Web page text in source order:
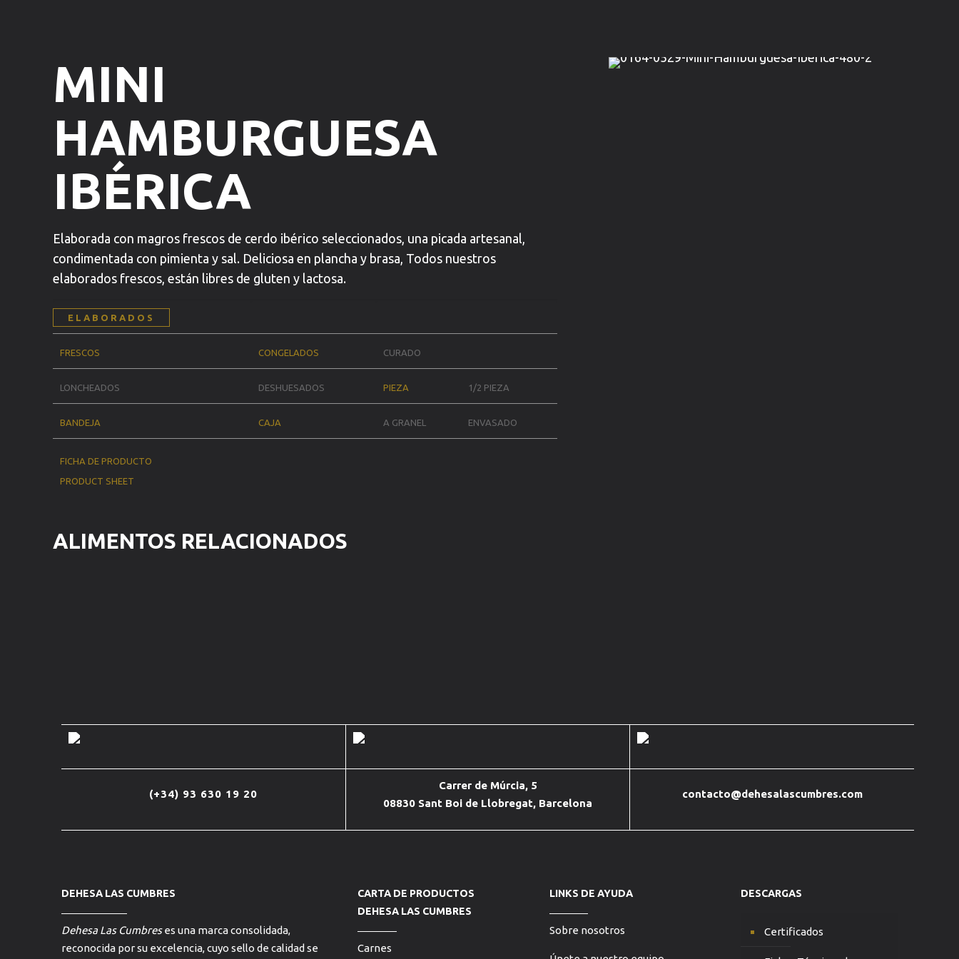
MINI
HAMBURGUESA
IBÉRICA
Elaborada con magros frescos de cerdo ibérico seleccionados, una picada artesanal,
condimentada con pimienta y sal. Deliciosa en plancha y brasa, Todos nuestros
elaborados frescos, están libres de gluten y lactosa.
ELABORADOS
FRESCOS CONGELADOS CURADO
LONCHEADOS DESHUESADOS PIEZA 1/2 PIEZA
BANDEJA CAJA A GRANEL ENVASADO
FICHA DE PRODUCTO
PRODUCT SHEET
ALIMENTOS RELACIONADOS
(+34) 93 630 19 20
Carrer de Múrcia, 5
08830 Sant Boi de Llobregat, Barcelona
contacto@dehesalascumbres.com
DEHESA LAS CUMBRES
Dehesa Las Cumbreses una marca consolidada,
reconocida por su excelencia, cuyo sello de calidad se
CARTA DE PRODUCTOS
DEHESA LAS CUMBRES
Carnes
LINKS DE AYUDA
Sobre nosotros
DESCARGAS
Certificados